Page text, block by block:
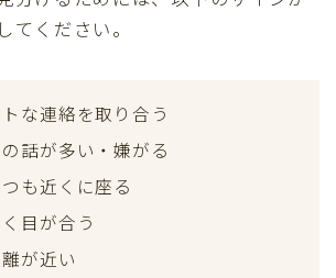
てください。
な連絡を取り合う
話が多い・嫌がる
も近くに座る
目が合う
が近い